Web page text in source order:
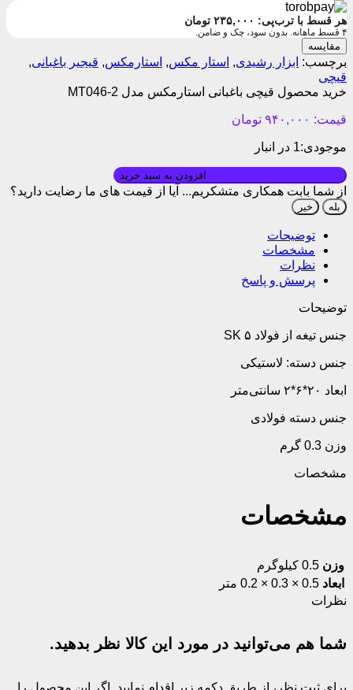
هر قسط با ترب‌پی: ۲۳۵,۰۰۰ تومان
۴ قسط ماهانه. بدون سود، چک و ضامن.
مقایسه
برچسب: ابزار رشیدی, استار مکس, استارمکس, قیجیر باغبانی,
قیچی
خرید محصول قیچی باغبانی استارمکس مدل MT046-2
قیمت: ۹۴۰,۰۰۰ تومان
موجودی:1 در انبار
از شما بابت همکاری متشکریم... آیا از قیمت های ما رضایت دارید؟
بله خیر
توضیحات
مشخصات
نظرات
پرسش و پاسخ
توضیحات
جنس تیغه از فولاد SK ۵
جنس دسته: لاستیکی
ابعاد ۲۰*۶*۲ سانتی‌متر
جنس دسته فولادی
وزن 0.3 گرم
مشخصات
مشخصات
وزن 0.5 کیلوگرم
ابعاد 0.5 × 0.3 × 0.2 متر
نظرات
شما هم می‌توانید در مورد این کالا نظر بدهید.
برای ثبت نظر، از طریق دکمه زیر اقدام نمایید. اگر این محصول را